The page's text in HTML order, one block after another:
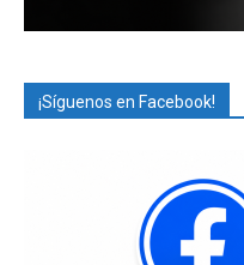
¡Síguenos en Facebook!